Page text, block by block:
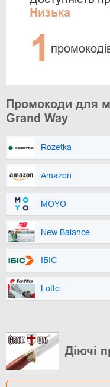
Низька
1
Промокоди для
Grand Way
Rozetka
Amazon
MOYO
New Balance
ІБІС
Lotto
Діючі